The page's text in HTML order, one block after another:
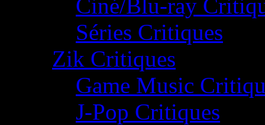
Ciné/Blu-ray
Séries Critiques
Zik Critiques
Game Music
J-Pop Critiques